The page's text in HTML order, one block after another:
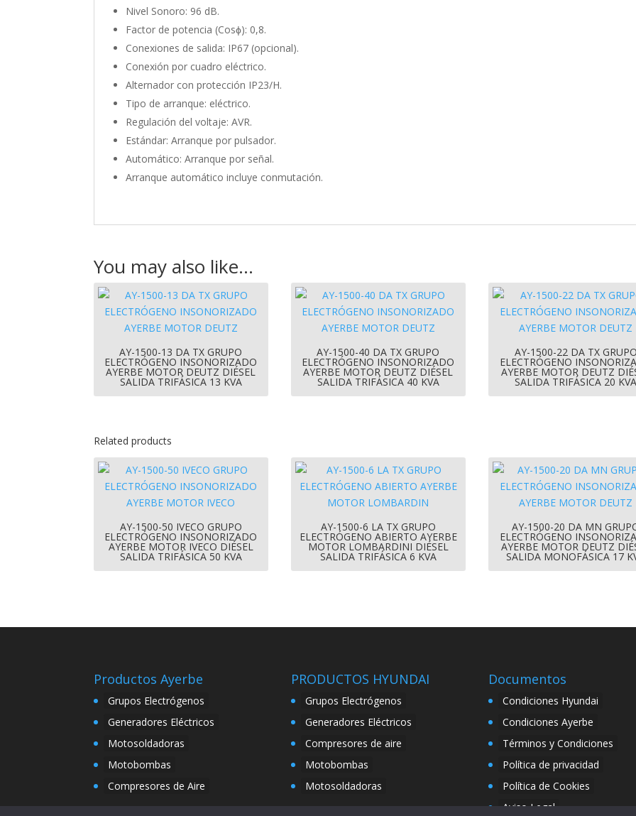
Nivel Sonoro: 96 dB.
Factor de potencia (Cosϕ): 0,8.
Conexiones de salida: IP67 (opcional).
Conexión por cuadro eléctrico.
Alternador con protección IP23/H.
Tipo de arranque: eléctrico.
Regulación del voltaje: AVR.
Estándar: Arranque por pulsador.
Automático: Arranque por señal.
Arranque automático incluye conmutación.
You may also like…
AY-1500-13 DA TX GRUPO
ELECTRÓGENO INSONORIZADO
AYERBE MOTOR DEUTZ DIÉSEL
SALIDA TRIFÁSICA 13 KVA
AY-1500-40 DA TX GRUPO
ELECTRÓGENO INSONORIZADO
AYERBE MOTOR DEUTZ DIÉSEL
SALIDA TRIFÁSICA 40 KVA
AY-1500-22 DA TX GRUPO
ELECTRÓGENO
AYERBE MOTOR DEUTZ
SALIDA TRIFÁSICA 20 KVA
Related products
AY-1500-50 IVECO GRUPO
ELECTRÓGENO INSONORIZADO
AYERBE MOTOR IVECO DIÉSEL
SALIDA TRIFÁSICA 50 KVA
AY-1500-6 LA TX GRUPO
ELECTRÓGENO ABIERTO AYERBE
MOTOR LOMBARDINI DIÉSEL
SALIDA TRIFÁSICA 6 KVA
AY-1500-20 DA MN
ELECTRÓGENO
AYERBE MOTOR DEUTZ
SALIDA MONOFÁSICA 17
Productos Ayerbe
Grupos Electrógenos
Generadores Eléctricos
Motosoldadoras
Motobombas
Compresores de Aire
PRODUCTOS HYUNDAI
Grupos Electrógenos
Generadores Eléctricos
Compresores de aire
Motobombas
Motosoldadoras
Documentos
Condiciones Hyundai
Condiciones Ayerbe
Términos y Condiciones
Política de privacidad
Política de Cookies
Aviso Legal